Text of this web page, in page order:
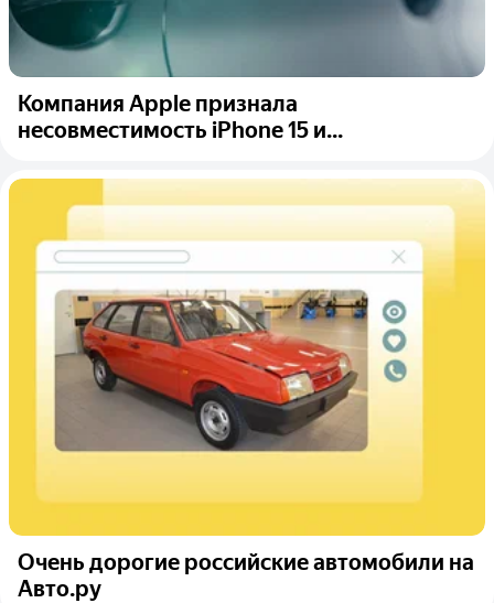
Компания Apple признала
несовместимость iPhone 15 и...
Очень дорогие российские автомобили на
Авто.ру